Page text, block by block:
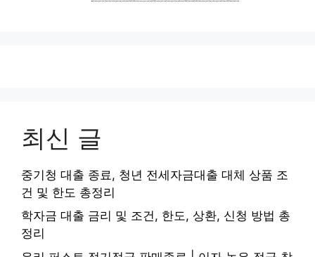
최신 글
중기청 대출 종료, 청년 전세자금대출 대체 상품 조
건 및 한도 총정리
학자금 대출 금리 및 조건, 한도, 상환, 신청 방법 총
정리